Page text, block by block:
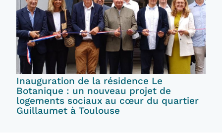
Inauguration de la résidence Le
Botanique : un nouveau projet de
logements sociaux au cœur du quartier
Guillaumet à Toulouse